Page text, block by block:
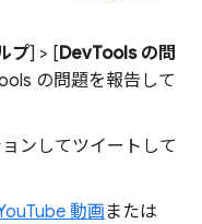
プ] > [DevTools の問
の問題を報告して
ンしてツイートして
動画 または